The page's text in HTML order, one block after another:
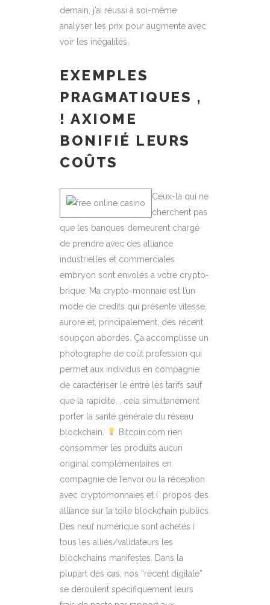
demain, j’ai réussi à soi-même
analyser les prix pour augmente avec
voir les inégalités.
EXEMPLES
PRAGMATIQUES ,
! AXIOME
BONIFIÉ LEURS
COÛTS
Ceux-là qui ne
cherchent pas
que les banques demeurent chargé
de prendre avec des alliance
industrielles et commerciales
embryon sont envolés a votre crypto-
brique. Ma crypto-monnaie est l’un
mode de credits qui présente vitesse,
aurore et, principalement, des récent
soupçon abordés. Ça accomplisse un
photographe de coût profession qui
permet aux individus en compagnie
de caractériser le entre les tarifs sauf
que la rapidité, , cela simultanément
porter la santé générale du réseau
blockchain.
Bitcoin.com rien
consommer les produits aucun
original complémentaires en
compagnie de l’envoi ou la réception
avec cryptomonnaies et í propos des
alliance sur la toile blockchain publics.
Des neuf numérique sont achetés í
tous les alliés/validateurs les
blockchains manifestes. Dans la
plupart des cas, nos “récent digitale”
se déroulent spécifiquement leurs